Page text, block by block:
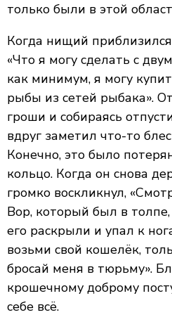
только были в этой
Когда нищий
«Что я могу сделать с
как минимум, я могу
рыбы из сетей рыбака».
гроши и собираясь
вдруг заметил что-то
Конечно, это было
кольцо. Когда он снова
громко воскликнул,
Вор, который был в
его раскрыли и упал к
возьми свой кошелёк,
бросай меня в тюрьму».
крошечному доброму
себе всё.